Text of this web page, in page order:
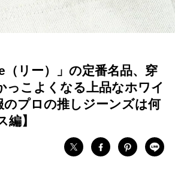
リー）」の定番名品、穿
っこよくなる上品なホワイ
のプロの推しジーンズは何
編】